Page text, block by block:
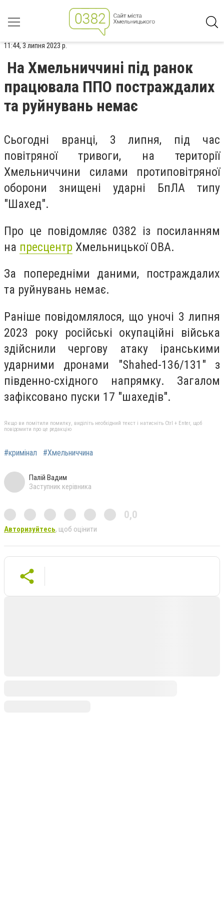
11:44, 3 липня 2023 р.
На Хмельниччині під ранок
працювала ППО постраждалих
та руйнувань немає
Сьогодні вранці, 3 липня, під час
повітряної тривоги, на території
Хмельниччини силами протиповітряної
оборони знищені ударні БпЛА типу
"Шахед".
Про це повідомляє 0382 із посиланням
на пресцентр Хмельницької ОВА.
За попередніми даними, постраждалих
та руйнувань немає.
Раніше повідомлялося, що уночі 3 липня
2023 року російські окупаційні війська
здійснили чергову атаку іранськими
ударними дронами "Shahed-136/131" з
південно-східного напрямку. Загалом
зафіксовано пуски 17 "шахедів".
Якщо ви помітили помилку, виділіть необхідний текст і натисніть Ctrl + Enter, щоб
повідомити про це редакцію
#кримінал #Хмельниччина
Палій Вадим
Заступник керівника
0,0
Авторизуйтесь, щоб оцінити